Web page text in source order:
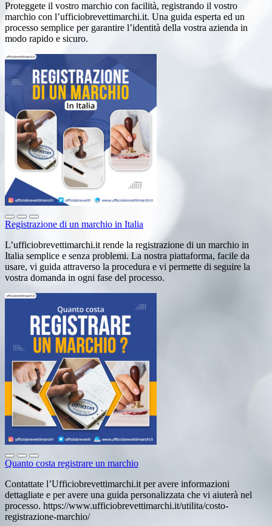
Proteggete il vostro marchio con facilità, registrando il vostro
marchio con l’ufficiobrevettimarchi.it. Una guida esperta ed un
processo semplice per garantire l’identità della vostra azienda in
modo rapido e sicuro.
Registrazione di un marchio in Italia
L’ufficiobrevettimarchi.it rende la registrazione di un marchio in
Italia semplice e senza problemi. La nostra piattaforma, facile da
usare, vi guida attraverso la procedura e vi permette di seguire la
vostra domanda in ogni fase del processo.
Quanto costa registrare un marchio
Contattate l’Ufficiobrevettimarchi.it per avere informazioni
dettagliate e per avere una guida personalizzata che vi aiuterà nel
processo. https://www.ufficiobrevettimarchi.it/utilita/costo-
registrazione-marchio/